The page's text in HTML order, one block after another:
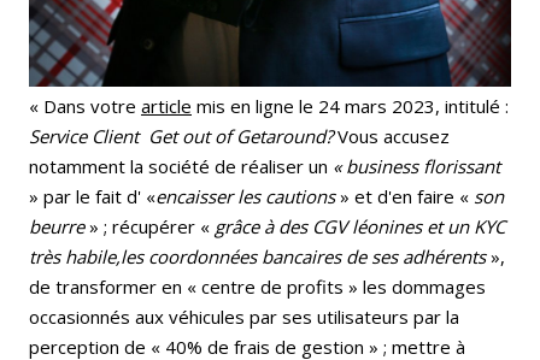
« Dans votre article mis en ligne le 24 mars 2023, intitulé :
Service Client Get out of Getaround?Vous accusez
notamment la société de réaliser un « business florissant
» par le fait d' «encaisser les cautions» et d'en faire « son
beurre» ; récupérer « grâce à des CGV léonines et un KYC
très habile,les coordonnées bancaires de ses adhérents»,
de transformer en « centre de profits » les dommages
occasionnés aux véhicules par ses utilisateurs par la
perception de « 40% de frais de gestion » ; mettre à